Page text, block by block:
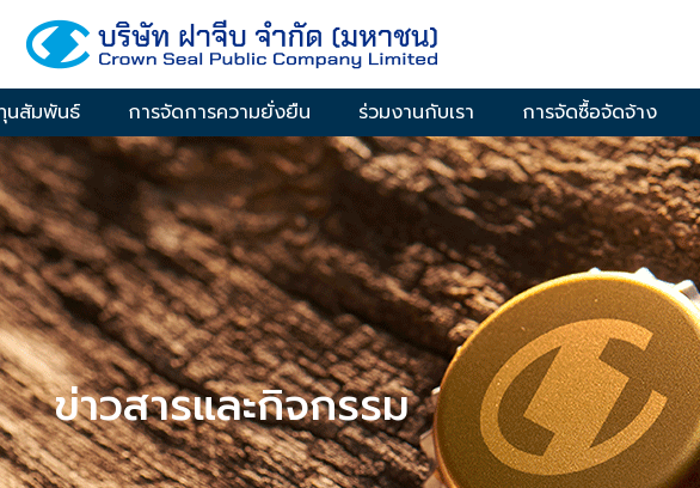
นสัมพันธ์ การจัดการความยั่งยืน ร่วมงานกับเรา การจัดซื้อจัดจ้าง
ข่าวสารและกิจกรรม